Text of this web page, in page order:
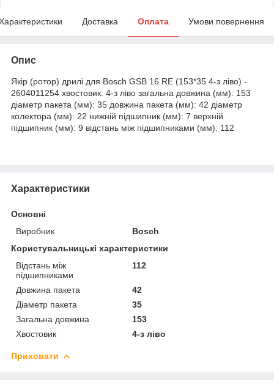
Доставка Оплата Умови повернення
Опис
Якір (ротор) дрилі для Bosch GSB 16 RE (153*35 4-з ліво) -
2604011254 хвостовик: 4-з ліво загальна довжина (мм): 153
діаметр пакета (мм): 35 довжина пакета (мм): 42 діаметр
колектора (мм): 22 нижній підшипник (мм): 7 верхній
підшипник (мм): 9 відстань між підшипниками (мм): 112
Характеристики
Основні
Виробник
Bosch
Користувальницькі характеристики
Відстань між
підшипниками
112
Довжина пакета
42
Діаметр пакета
35
Загальна довжина
153
Хвостовик
4-з ліво
Приховати